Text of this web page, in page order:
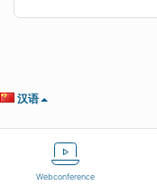
Webconference
汉语